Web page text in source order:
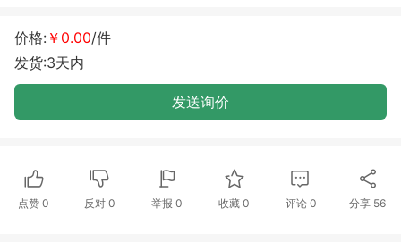
价格: ￥0.00/件
发货:3天内
发送询价
点赞 0 反对0 举报 0 收藏 0 评论 0 分享 56